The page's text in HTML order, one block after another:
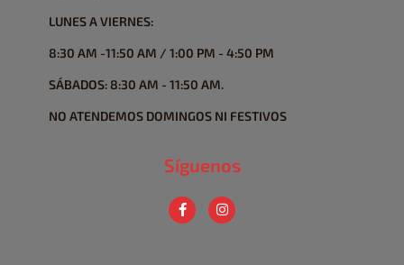
LUNES A VIERNES:
8:30 AM -11:50 AM / 1:00 PM - 4:50 PM
SÁBADOS: 8:30 AM - 11:50 AM.
NO ATENDEMOS DOMINGOS NI FESTIVOS
Síguenos